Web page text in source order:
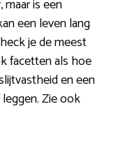
is een
een leven lang
je de meest
facetten als hoe
en een
Zie ook